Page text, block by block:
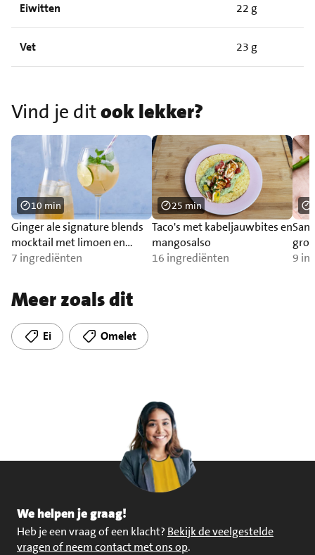
Eiwitten 22 g
Vet 23 g
Vind je ditook lekker?
Ginger ale signature blends
mocktail met limoen en
munt
7 ingrediënten
10 min
Taco's met kabeljauwbites en
mangosalso
16 ingrediënten
25 min
9
Meer zoals dit
Ei Omelet
We helpen je graag!
Heb je een vraag of een klacht? Bekijk de veelgestelde
vragen of neem contact met ons op.